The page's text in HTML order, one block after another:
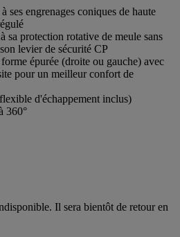
ses engrenages coniques de haute
sa protection rotative de meule sans
levier de sécurité CP
épurée (droite ou gauche) avec
pour un meilleur confort de
d'échappement inclus)
360°
Il sera bientôt de retour en